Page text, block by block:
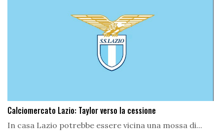
Calciomercato Lazio: Taylor verso la cessione
In casa Lazio potrebbe essere vicina una mossa di...